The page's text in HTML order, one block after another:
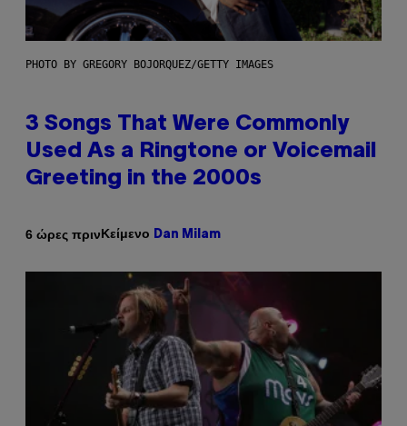
PHOTO BY GREGORY BOJORQUEZ/GETTY IMAGES
3 Songs That Were Commonly
Used As a Ringtone or Voicemail
Greeting in the 2000s
6 ώρες πρινΚείμενο Dan Milam